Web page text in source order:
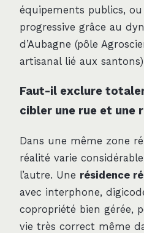
équipements publics,
progressive grâce au
d’Aubagne (pôle
artisanal lié aux
Faut-il exclure
cibler une rue et une
Dans une même zone
réalité varie
l’autre. Une résidence
avec interphone,
copropriété bien gérée,
vie très correct même